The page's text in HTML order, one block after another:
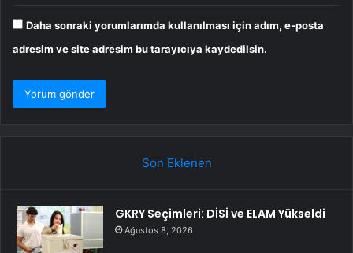
Daha sonraki yorumlarımda kullanılması için adım, e-posta
adresim ve site adresim bu tarayıcıya kaydedilsin.
Son Eklenen
GKRY Seçimleri: DİSİ ve ELAM Yükseldi
Ağustos 8, 2026